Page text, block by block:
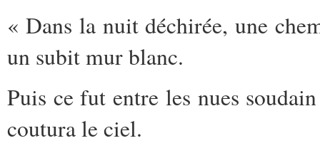
« Dans la nuit déchirée, une
un subit mur blanc.
Puis ce fut entre les nues
coutura le ciel.